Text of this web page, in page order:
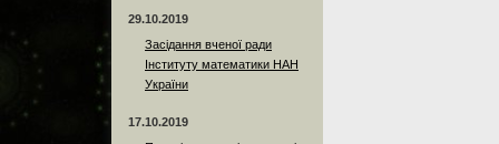
29.10.2019
Засідання вченої ради
Інституту математики НАН
України
17.10.2019